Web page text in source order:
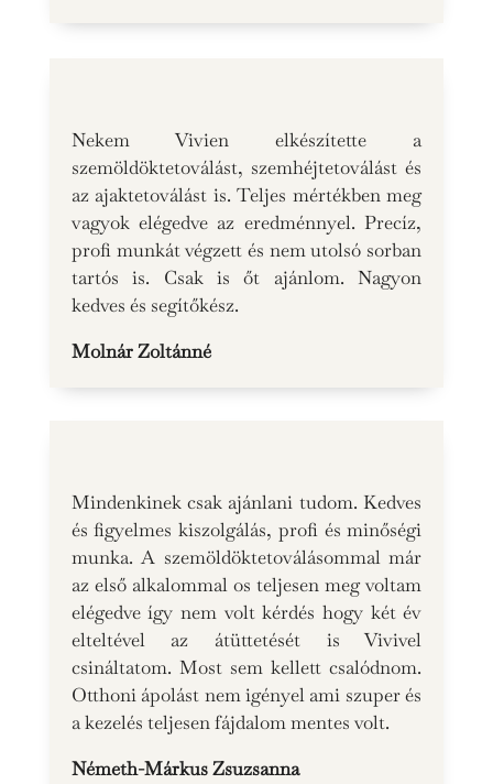
Nekem Vivien elkészítette a
szemöldöktetoválást, szemhéjtetoválást és
az ajaktetoválást is. Teljes mértékben meg
vagyok elégedve az eredménnyel. Precíz,
profi munkát végzett és nem utolsó sorban
tartós is. Csak is őt ajánlom. Nagyon
kedves és segítőkész.
Molnár Zoltánné
Mindenkinek csak ajánlani tudom. Kedves
és figyelmes kiszolgálás, profi és minőségi
munka. A szemöldöktetoválásommal már
az első alkalommal os teljesen meg voltam
elégedve így nem volt kérdés hogy két év
elteltével az átüttetését is Vivivel
csináltatom. Most sem kellett csalódnom.
Otthoni ápolást nem igényel ami szuper és
a kezelés teljesen fájdalom mentes volt.
Németh-Márkus Zsuzsanna